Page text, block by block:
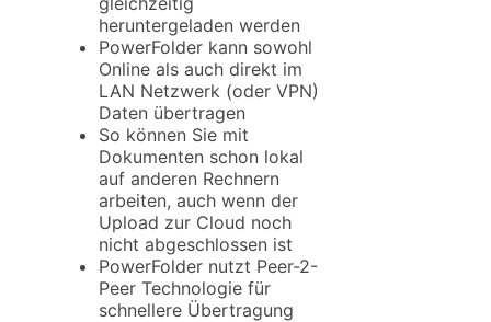
heruntergeladen werden
PowerFolder kann sowohl
Online als auch direkt im
LAN Netzwerk (oder VPN)
Daten übertragen
So können Sie mit
Dokumenten schon lokal
auf anderen Rechnern
arbeiten, auch wenn der
Upload zur Cloud noch
nicht abgeschlossen ist
PowerFolder nutzt Peer-2-
Peer Technologie für
schnellere Übertragung